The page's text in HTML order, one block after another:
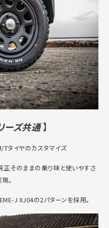
ーズ共通】
タイヤのカスタマイズ
正そのままの乗り味と使いやすさ
。
J XJ04の2パターンを採用。